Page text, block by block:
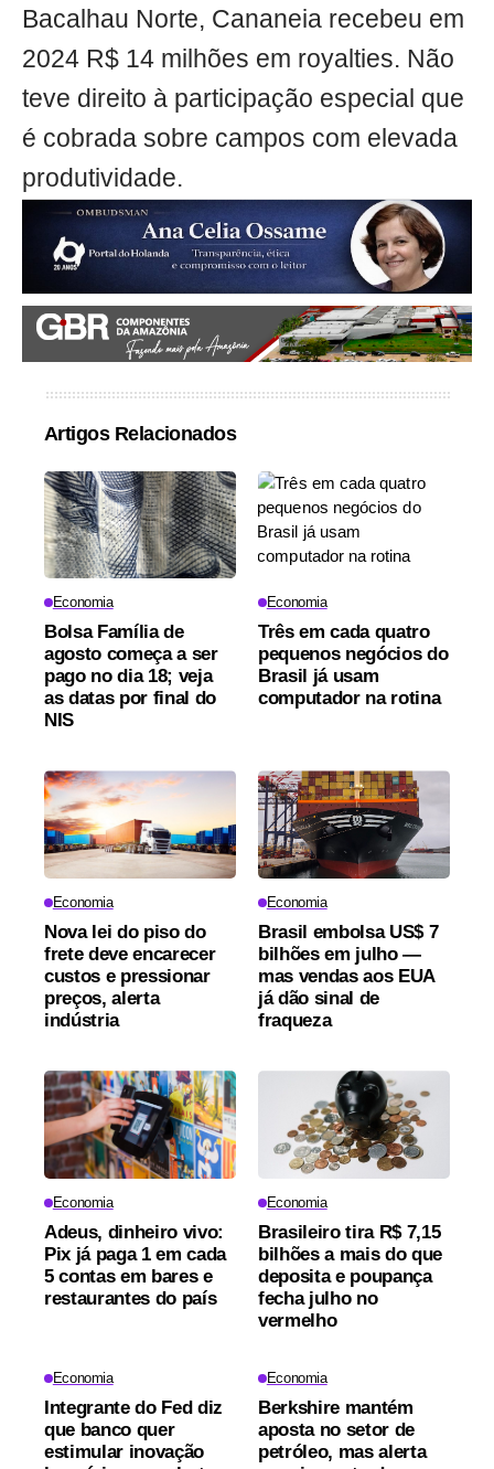
Bacalhau Norte, Cananeia recebeu em
2024 R$ 14 milhões em royalties. Não
teve direito à participação especial que
é cobrada sobre campos com elevada
produtividade.
Artigos Relacionados
Economia
Bolsa Família de
agosto começa a ser
pago no dia 18; veja
as datas por final do
NIS
Economia
Três em cada quatro
pequenos negócios do
Brasil já usam
computador na rotina
Economia
Nova lei do piso do
frete deve encarecer
custos e pressionar
preços, alerta
indústria
Economia
Brasil embolsa US$ 7
bilhões em julho —
mas vendas aos EUA
já dão sinal de
fraqueza
Economia
Adeus, dinheiro vivo:
Pix já paga 1 em cada
5 contas em bares e
restaurantes do país
Economia
Brasileiro tira R$ 7,15
bilhões a mais do que
deposita e poupança
fecha julho no
vermelho
Economia
Integrante do Fed diz
que banco quer
estimular inovação
Economia
Berkshire mantém
aposta no setor de
petróleo, mas alerta